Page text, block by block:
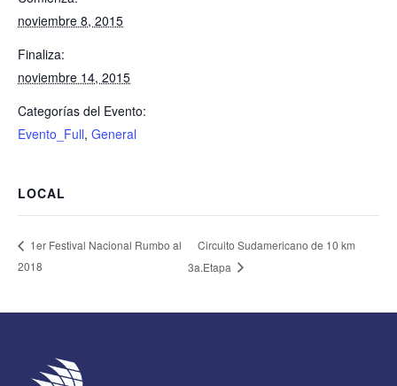
noviembre 8, 2015
Finaliza:
noviembre 14, 2015
Categorías del Evento:
Evento_Full, General
LOCAL
1er Festival Nacional Rumbo al
2018
Circuito Sudamericano de 10 km
3a.Etapa